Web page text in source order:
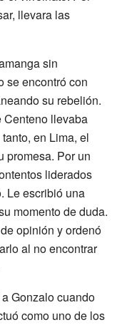
llevara las
sin
se encontró con
su rebelión.
Centeno llevaba
en Lima, el
promesa. Por un
liderados
Le escribió una
momento de duda.
opinión y ordenó
al no encontrar
Gonzalo cuando
como uno de los